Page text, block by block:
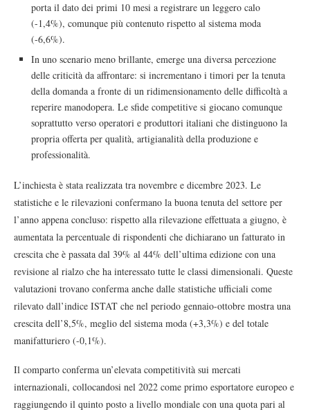
porta il dato dei primi 10 mesi a registrare un leggero calo
(-1,4%), comunque più contenuto rispetto al sistema moda
(-6,6%).
In uno scenario meno brillante, emerge una diversa percezione
delle criticità da affrontare: si incrementano i timori per la tenuta
della domanda a fronte di un ridimensionamento delle difficoltà a
reperire manodopera. Le sfide competitive si giocano comunque
soprattutto verso operatori e produttori italiani che distinguono la
propria offerta per qualità, artigianalità della produzione e
professionalità.
L’inchiesta è stata realizzata tra novembre e dicembre 2023. Le
statistiche e le rilevazioni confermano la buona tenuta del settore per
l’anno appena concluso: rispetto alla rilevazione effettuata a giugno, è
aumentata la percentuale di rispondenti che dichiarano un fatturato in
crescita che è passata dal 39% al 44% dell’ultima edizione con una
revisione al rialzo che ha interessato tutte le classi dimensionali. Queste
valutazioni trovano conferma anche dalle statistiche ufficiali come
rilevato dall’indice ISTAT che nel periodo gennaio-ottobre mostra una
crescita dell’8,5%, meglio del sistema moda (+3,3%) e del totale
manifatturiero (-0,1%).
Il comparto conferma un’elevata competitività sui mercati
internazionali, collocandosi nel 2022 come primo esportatore europeo e
raggiungendo il quinto posto a livello mondiale con una quota pari al